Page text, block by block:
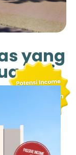
yang
Kali